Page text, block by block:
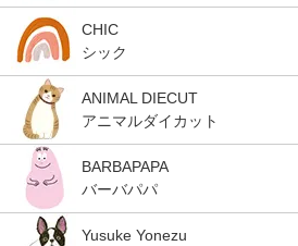
CHIC
シック
ANIMAL DIECUT
アニマルダイカット
BARBAPAPA
バーバパパ
Yusuke Yonezu